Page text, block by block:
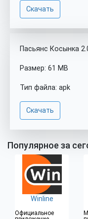
Скачать
Пасьянс Косынка
Размер: 61 MB
Тип файла: apk
Скачать
Популярное за
Winline
Официальное